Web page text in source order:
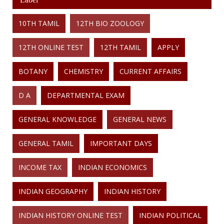
10TH TAMIL 12TH BIO ZOOLOGY
12TH ONLINE TEST 12TH TAMIL APPLY
BOTANY CHEMISTRY CURRENT AFFAIRS
D A DEPARTMENTAL EXAM
GENERAL KNOWLEDGE GENERAL NEWS
GENERAL TAMIL IMPORTANT DAYS
INCOME TAX INDIAN ECONOMICS
INDIAN GEOGRAPHY INDIAN HISTORY
INDIAN HISTORY ONLINE TEST INDIAN POLITICAL